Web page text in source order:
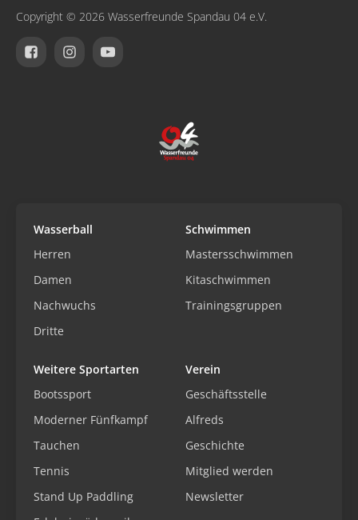
Copyright © 2026 Wasserfreunde Spandau 04 e.V.
Wasserball
Herren
Damen
Nachwuchs
Dritte
Schwimmen
Mastersschwimmen
Kitaschwimmen
Trainingsgruppen
Weitere Sportarten
Bootssport
Moderner Fünfkampf
Tauchen
Tennis
Stand Up Paddling
Verein
Geschäftsstelle
Alfreds
Geschichte
Mitglied werden
Newsletter